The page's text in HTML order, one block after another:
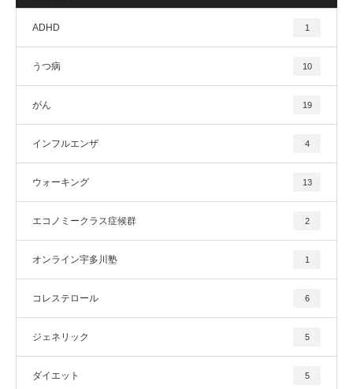
ADHD 1
うつ病 10
がん 19
インフルエンザ 4
ウォーキング 13
エコノミークラス症候群 2
オンライン宇多川塾 1
コレステロール 6
ジェネリック 5
ダイエット 5